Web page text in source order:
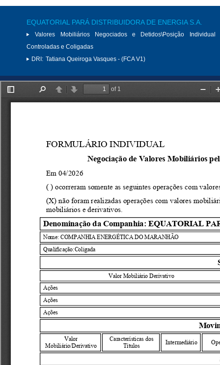
EQUATORIAL PARÁ DISTRIBUIDORA DE ENERGIA S.A.
Valores Mobiliários Negociados e Detidos\Posição
Controladas e Coligadas
DRI: Tatiana Queiroga Vasques - (FCA V1)